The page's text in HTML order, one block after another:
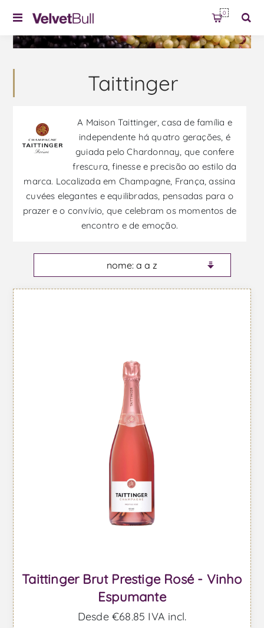
0
Taittinger
A Maison Taittinger, casa de família e
independente há quatro gerações, é
guiada pelo Chardonnay, que confere
frescura, finesse e precisão ao estilo da
marca. Localizada em Champagne, França, assina
cuvées elegantes e equilibradas, pensadas para o
prazer e o convívio, que celebram os momentos de
encontro e de emoção.
Taittinger Brut Prestige Rosé - Vinho
Espumante
Desde €68,85 IVA incl.